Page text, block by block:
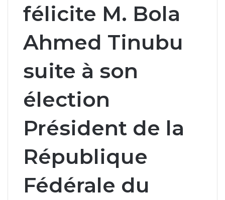
félicite M. Bola
Ahmed Tinubu
suite à son
élection
Président de la
République
Fédérale du